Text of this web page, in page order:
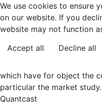
We use cookies to ensure
on our website. If you
website may not function
Accept all
Decline all
which have for object the
particular the market study.
Quantcast